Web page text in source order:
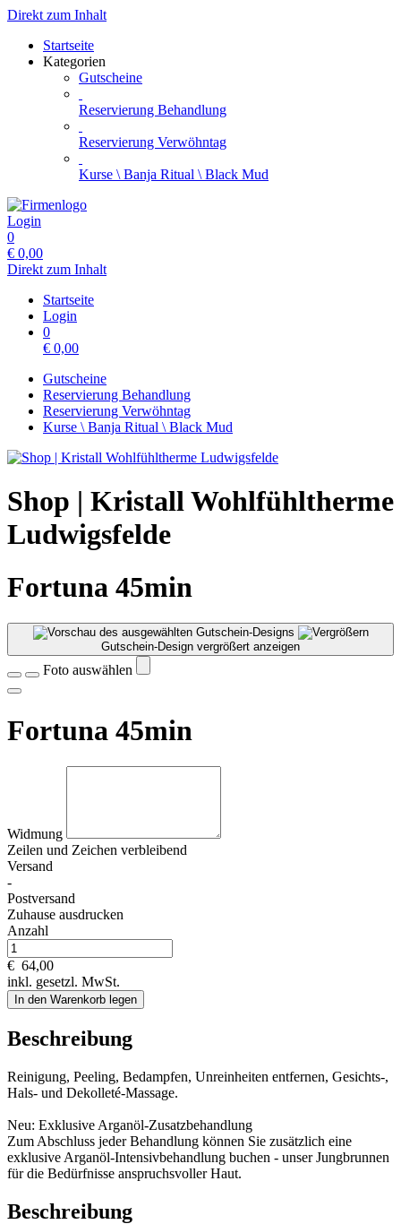
Direkt zum Inhalt
Startseite
Kategorien
Gutscheine
Reservierung Behandlung
Reservierung Verwöhntag
Kurse \ Banja Ritual \ Black Mud
Login
0
€ 0,00
Direkt zum Inhalt
Startseite
Login
0
€ 0,00
Gutscheine
Reservierung Behandlung
Reservierung Verwöhntag
Kurse \ Banja Ritual \ Black Mud
Shop | Kristall Wohlfühltherme
Ludwigsfelde
Fortuna 45min
Gutschein-Design vergrößert anzeigen
Foto auswählen
Fortuna 45min
Widmung
Zeilen und Zeichen verbleibend
Versand
-
Postversand
Zuhause ausdrucken
Anzahl
€ 64,00
inkl. gesetzl. MwSt.
In den Warenkorb legen
Beschreibung
Reinigung, Peeling, Bedampfen, Unreinheiten entfernen, Gesichts-,
Hals- und Dekolleté-Massage.
Neu: Exklusive Arganöl-Zusatzbehandlung
Zum Abschluss jeder Behandlung können Sie zusätzlich eine
exklusive Arganöl-Intensivbehandlung buchen - unser Jungbrunnen
für die Bedürfnisse anspruchsvoller Haut.
Beschreibung